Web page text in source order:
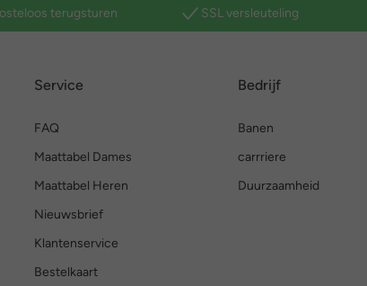
terugsturen SSL versleuteling
Service
FAQ
Maattabel Dames
Maattabel Heren
Nieuwsbrief
Klantenservice
Bestelkaart
Bedrijf
Banen
carrriere
Duurzaamheid